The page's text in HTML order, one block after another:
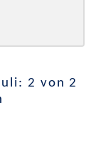
2 von 2